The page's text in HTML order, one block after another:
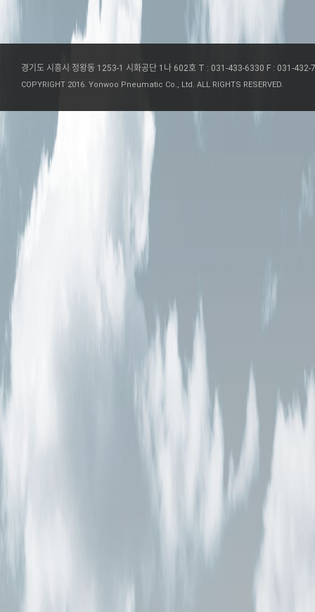
경기도 시흥시 정왕동 1253-1 시화공단 1나 602호 T : 031-433-6330 F : 031-432-
COPYRIGHT 2016. Yonwoo Pneumatic Co., Ltd. ALL RIGHTS RESERVED.